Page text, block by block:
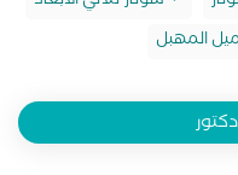
المهبل